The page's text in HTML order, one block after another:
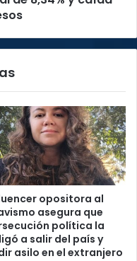
opositora al
asegura que
política la
a salir del país y
asilo en el extranjero